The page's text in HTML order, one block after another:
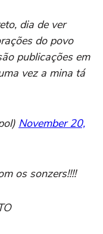
dia de ver
do povo
publicações em
vez a mina tá
November 20,
os sonzers!!!!